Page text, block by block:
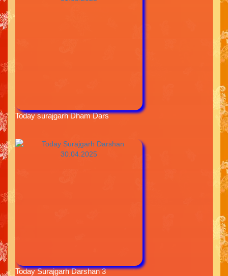
Today surajgarh Dham Dars
Today Surajgarh Darshan 3